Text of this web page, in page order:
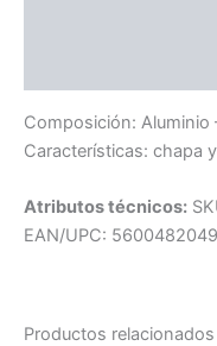
Composición: Aluminio
Características: chapa
Atributos técnicos:
EAN/UPC:
Productos relacionados